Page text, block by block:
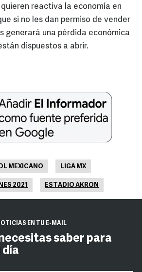
reactiva la economía en
si no les dan permiso de vender
generará una pérdida económica
dispuestos a abrir.
MEXICANO LIGA MX
2021 ESTADIO AKRON
EN TU E-MAIL
saber para
día